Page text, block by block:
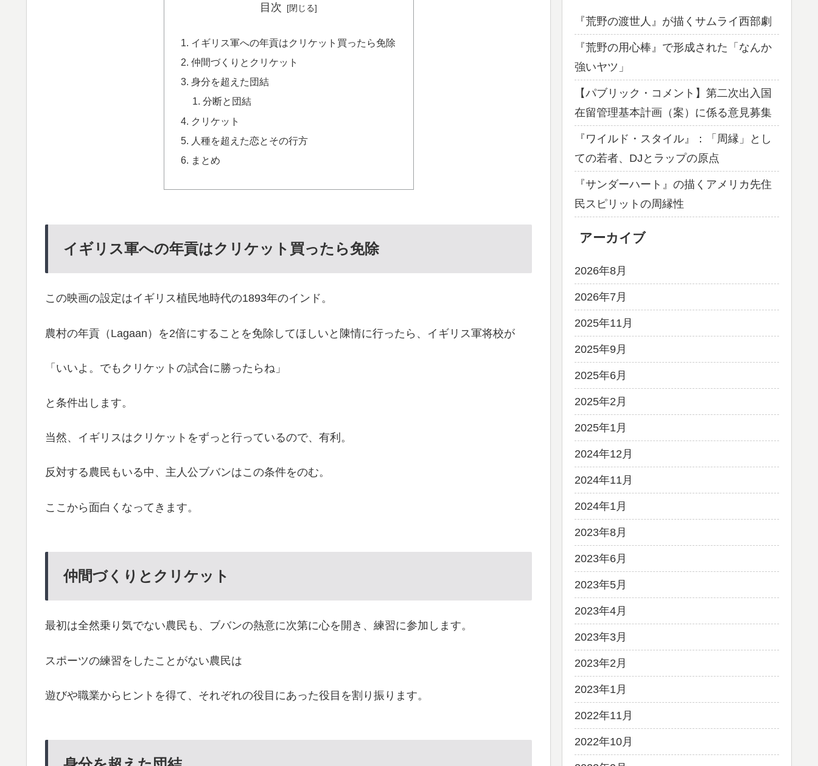
目次
イギリス軍への年貢はクリケット買ったら免除
仲間づくりとクリケット
身分を超えた団結
分断と団結
クリケット
人種を超えた恋とその行方
まとめ
イギリス軍への年貢はクリケット買ったら免除
この映画の設定はイギリス植民地時代の1893年のインド。
農村の年貢（Lagaan）を2倍にすることを免除してほしいと陳情に行ったら、イギリス軍将校が
「いいよ。でもクリケットの試合に勝ったらね」
と条件出します。
当然、イギリスはクリケットをずっと行っているので、有利。
反対する農民もいる中、主人公ブバンはこの条件をのむ。
ここから面白くなってきます。
仲間づくりとクリケット
最初は全然乗り気でない農民も、ブバンの熱意に次第に心を開き、練習に参加します。
スポーツの練習をしたことがない農民は
遊びや職業からヒントを得て、それぞれの役目にあった役目を割り振ります。
『荒野の渡世人』が描くサムライ西部劇
『荒野の用心棒』で形成された「なんか
強いヤツ」
【パブリック・コメント】第二次出入国
在留管理基本計画（案）に係る意見募集
『ワイルド・スタイル』：「周縁」とし
ての若者、DJとラップの原点
『サンダーハート』の描くアメリカ先住
民スピリットの周縁性
アーカイブ
2026年8月
2026年7月
2025年11月
2025年9月
2025年6月
2025年2月
2025年1月
2024年12月
2024年11月
2024年1月
2023年8月
2023年6月
2023年5月
2023年4月
2023年3月
2023年2月
2023年1月
2022年11月
2022年10月